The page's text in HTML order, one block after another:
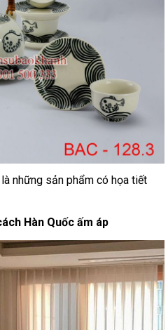
những sản phẩm có họa tiết
Hàn Quốc ấm áp